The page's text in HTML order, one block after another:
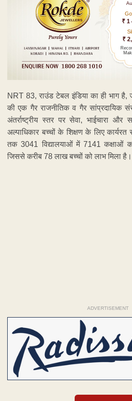
₹ 1
₹
NRT 83, राउंड टेबल इंडिया का ही भाग है,
की एक गैर राजनीतिक व गैर सांप्रदायिक
अंतर्राष्ट्रीय स्तर पर सेवा, भाईचारा और
अल्पाधिकार बच्चों के शिक्षण के लिए
तक 3041 विद्यालयाओं में 7141 कक्षाओं
जिससे करीब 78 लाख बच्चों को लाभ मिला है।
ADVERTISEMENT